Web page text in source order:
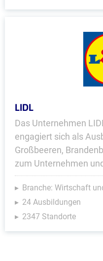
LIDL
Das Unternehmen
engagiert sich als
Großbeeren,
zum Unternehmen
Branche: Wirtschaft
24 Ausbildungen
2347 Standorte